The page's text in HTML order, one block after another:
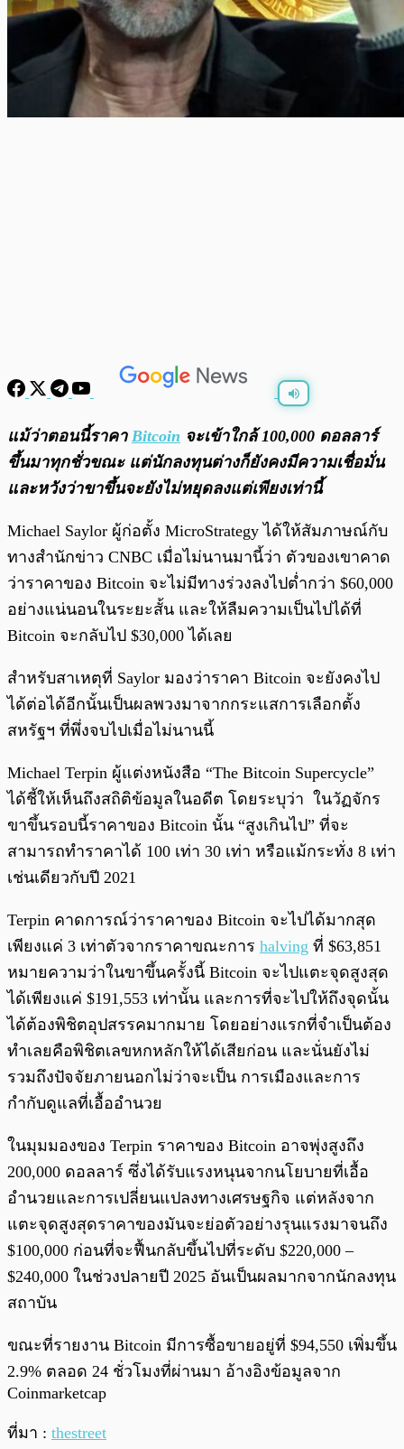
พร้อมเล่น
แม้ว่าตอนนี้ราคา Bitcoin จะเข้าใกล้ 100,000 ดอลลาร์
ขึ้นมาทุกชั่วขณะ แต่นักลงทุนต่างก็ยังคงมีความเชื่อมั่น
และหวังว่าขาขึ้นจะยังไม่หยุดลงแต่เพียงเท่านี้
Michael Saylor ผู้ก่อตั้ง MicroStrategy ได้ให้สัมภาษณ์กับ
ทางสำนักข่าว CNBC เมื่อไม่นานมานี้ว่า ตัวของเขาคาด
ว่าราคาของ Bitcoin จะไม่มีทางร่วงลงไปต่ำกว่า $60,000
อย่างแน่นอนในระยะสั้น และให้ลืมความเป็นไปได้ที่
Bitcoin จะกลับไป $30,000 ได้เลย
สำหรับสาเหตุที่ Saylor มองว่าราคา Bitcoin จะยังคงไป
ได้ต่อได้อีกนั้นเป็นผลพวงมาจากกระแสการเลือกตั้ง
สหรัฐฯ ที่พึ่งจบไปเมื่อไม่นานนี้
Michael Terpin ผู้แต่งหนังสือ “The Bitcoin Supercycle”
ได้ชี้ให้เห็นถึงสถิติข้อมูลในอดีต โดยระบุว่า ในวัฏจักร
ขาขึ้นรอบนี้ราคาของ Bitcoin นั้น “สูงเกินไป” ที่จะ
สามารถทำราคาได้ 100 เท่า 30 เท่า หรือแม้กระทั่ง 8 เท่า
เช่นเดียวกับปี 2021
Terpin คาดการณ์ว่าราคาของ Bitcoin จะไปได้มากสุด
เพียงแค่ 3 เท่าตัวจากราคาขณะการ halving ที่ $63,851
หมายความว่าในขาขึ้นครั้งนี้ Bitcoin จะไปแตะจุดสูงสุด
ได้เพียงแค่ $191,553 เท่านั้น และการที่จะไปให้ถึงจุดนั้น
ได้ต้องพิชิตอุปสรรคมากมาย โดยอย่างแรกที่จำเป็นต้อง
ทำเลยคือพิชิตเลขหกหลักให้ได้เสียก่อน และนั่นยังไม่
รวมถึงปัจจัยภายนอกไม่ว่าจะเป็น การเมืองและการ
กำกับดูแลที่เอื้ออำนวย
ในมุมมองของ Terpin ราคาของ Bitcoin อาจพุ่งสูงถึง
200,000 ดอลลาร์ ซึ่งได้รับแรงหนุนจากนโยบายที่เอื้อ
อำนวยและการเปลี่ยนแปลงทางเศรษฐกิจ แต่หลังจาก
แตะจุดสูงสุดราคาของมันจะย่อตัวอย่างรุนแรงมาจนถึง
$100,000 ก่อนที่จะฟื้นกลับขึ้นไปที่ระดับ $220,000 –
$240,000 ในช่วงปลายปี 2025 อันเป็นผลมากจากนักลงทุน
สถาบัน
ขณะที่รายงาน Bitcoin มีการซื้อขายอยู่ที่ $94,550 เพิ่มขึ้น
2.9% ตลอด 24 ชั่วโมงที่ผ่านมา อ้างอิงข้อมูลจาก
Coinmarketcap
ที่มา : thestreet